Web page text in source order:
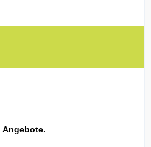
Angebote.